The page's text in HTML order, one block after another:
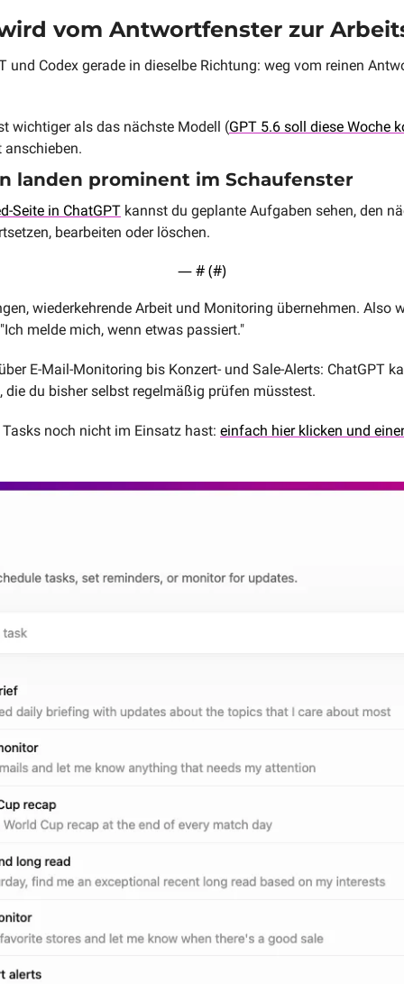
vom Antwortfenster zur
und Codex gerade in dieselbe Richtung: weg vom reinen
wichtiger als das nächste Modell (GPT 5.6 soll diese Woche
anschieben.
landen prominent im Schaufenster
Seite in ChatGPT kannst du geplante Aufgaben sehen, den
bearbeiten oder löschen.
— # (#)
wiederkehrende Arbeit und Monitoring übernehmen. Also
melde mich, wenn etwas passiert."
E-Mail-Monitoring bis Konzert- und Sale-Alerts: ChatGPT
die du bisher selbst regelmäßig prüfen müsstest.
noch nicht im Einsatz hast: einfach hier klicken und